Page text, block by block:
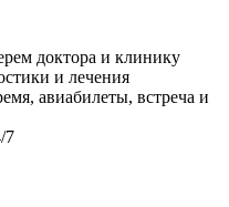
доктора и клинику
и лечения
авиабилеты, встреча и
7